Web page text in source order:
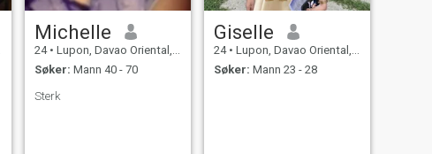
Michelle
24 • Lupon, Davao Oriental, Filippinene
Søker: Mann 40 - 70
Sterk
Giselle
24 • Lupon, Davao Oriental, Filippinene
Søker: Mann 23 - 28